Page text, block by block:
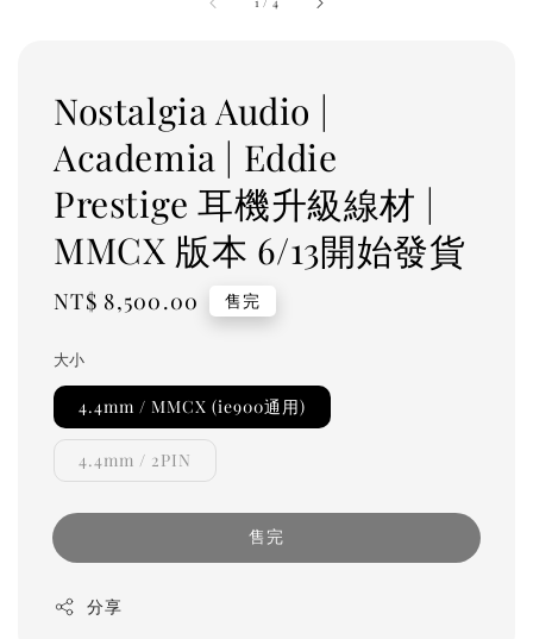
Nostalgia Audio |
Academia | Eddie
Prestige 耳機升級線材 |
MMCX 版本 6/13開始發貨
Regular
NT$ 8,500.00 售完
大小
4.4mm / MMCX (ie900通用)
4.4mm / 2PIN
售完
分享